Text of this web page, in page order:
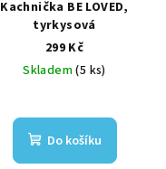
Kachnička BE LOVED,
tyrkysová
299 Kč
Skladem(5 ks)
Do košíku